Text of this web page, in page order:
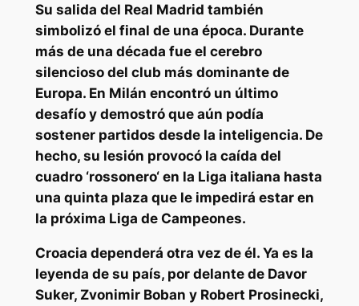
Su salida del Real Madrid también
simbolizó el final de una época. Durante
más de una década fue el cerebro
silencioso del club más dominante de
Europa. En Milán encontró un último
desafío y demostró que aún podía
sostener partidos desde la inteligencia. De
hecho, su lesión provocó la caída del
cuadro ‘rossonero‘ en la Liga italiana hasta
una quinta plaza que le impedirá estar en
la próxima Liga de Campeones.
Croacia dependerá otra vez de él. Ya es la
leyenda de su país, por delante de Davor
Suker, Zvonimir Boban y Robert Prosinecki,